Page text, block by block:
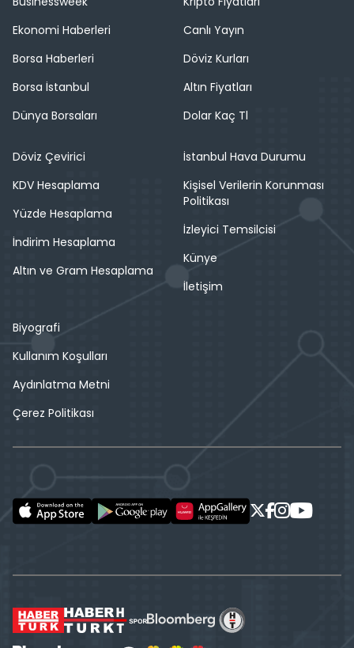
Ekonomi Haberleri
Borsa Haberleri
Borsa İstanbul
Dünya Borsaları
Canlı Yayın
Döviz Kurları
Altın Fiyatları
Dolar Kaç Tl
Döviz Çevirici
KDV Hesaplama
Yüzde Hesaplama
İndirim Hesaplama
Altın ve Gram Hesaplama
İstanbul Hava Durumu
Kişisel Verilerin Korunması
Politikası
İzleyici Temsilcisi
Künye
İletişim
Biyografi
Kullanım Koşulları
Aydınlatma Metni
Çerez Politikası